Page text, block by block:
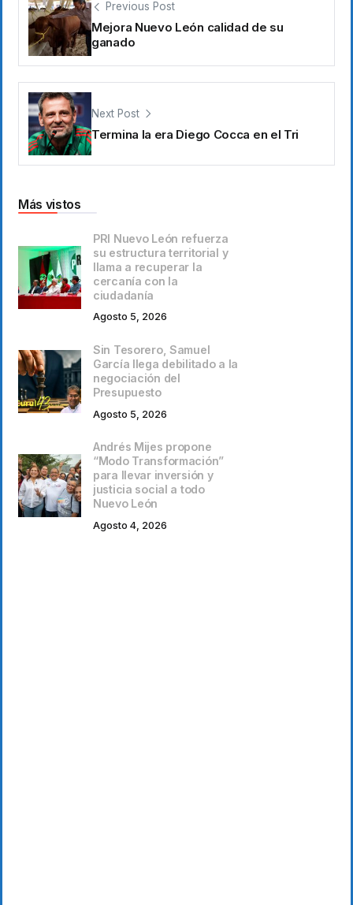
Previous Post
Mejora Nuevo León calidad de su
ganado
Next Post
Termina la era Diego Cocca en el Tri
Más vistos
PRI Nuevo León refuerza
su estructura territorial y
llama a recuperar la
cercanía con la
ciudadanía
Agosto 5, 2026
Sin Tesorero, Samuel
García llega debilitado a la
negociación del
Presupuesto
Agosto 5, 2026
Andrés Mijes propone
“Modo Transformación”
para llevar inversión y
justicia social a todo
Nuevo León
Agosto 4, 2026